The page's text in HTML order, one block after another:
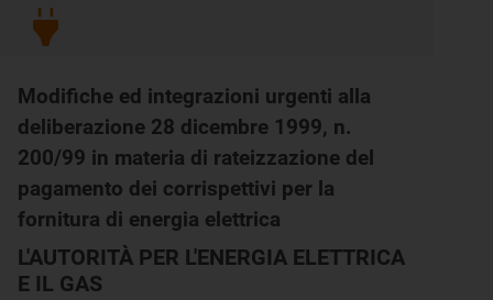
Modifiche ed integrazioni urgenti alla
deliberazione 28 dicembre 1999, n.
200/99 in materia di rateizzazione del
pagamento dei corrispettivi per la
fornitura di energia elettrica
L'AUTORITÀ PER L'ENERGIA ELETTRICA
E IL GAS